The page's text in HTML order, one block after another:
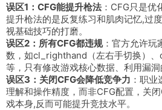
误区1：CFG能提升枪法：CFG只是优
提升枪法的是反复练习和肌肉记忆,过
视基础技巧的打磨。
误区2：所有CFG都违规：官方允许玩
数，如cl_righthand （左右手切换）、
等，只有修改游戏核心数据、利用漏洞
误区3：关闭CFG会降低竞争力 ：职
理解和操作精度，而非CFG配置，关
戏本身,反而可能提升竞技水平。